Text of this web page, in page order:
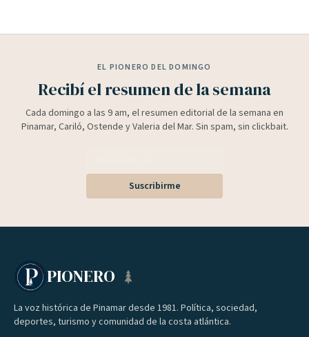
EL PIONERO DEL DOMINGO
Recibí el resumen de la semana
Cada domingo a las 9 am, el resumen editorial de la semana en
Pinamar, Cariló, Ostende y Valeria del Mar. Sin spam, sin clickbait.
Suscribirme
PIONERO
La voz histórica de Pinamar desde 1981. Política, sociedad,
deportes, turismo y comunidad de la costa atlántica.